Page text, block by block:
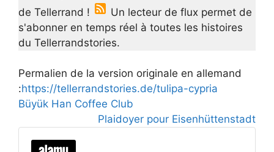
de Tellerrand !
Un lecteur de flux permet de
s'abonner en temps réel à toutes les histoires
du Tellerrandstories.
Permalien de la version originale en allemand
:https://tellerrandstories.de/tulipa-cypria
Büyük Han Coffee Club
Plaidoyer pour Eisenhüttenstadt